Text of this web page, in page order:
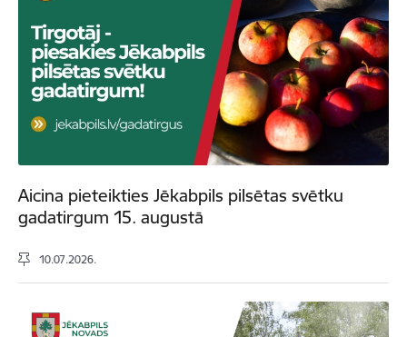
Aicina pieteikties Jēkabpils pilsētas svētku
gadatirgum 15. augustā
10.07.2026.